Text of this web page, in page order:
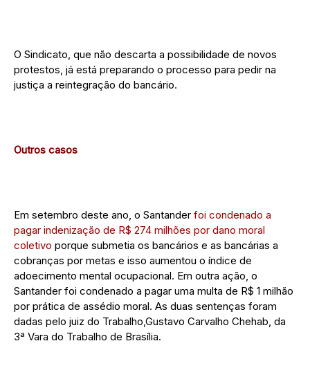
O Sindicato, que não descarta a possibilidade de novos
protestos, já está preparando o processo para pedir na
justiça a reintegração do bancário.
Outros casos
Em setembro deste ano, o Santander foi condenado a
pagar indenização de R$ 274 milhões por dano moral
coletivo porque submetia os bancários e as bancárias a
cobranças por metas e isso aumentou o índice de
adoecimento mental ocupacional. Em outra ação, o
Santander foi condenado a pagar uma multa de R$ 1 milhão
por prática de assédio moral. As duas sentenças foram
dadas pelo juiz do Trabalho,Gustavo Carvalho Chehab, da
3ª Vara do Trabalho de Brasília.